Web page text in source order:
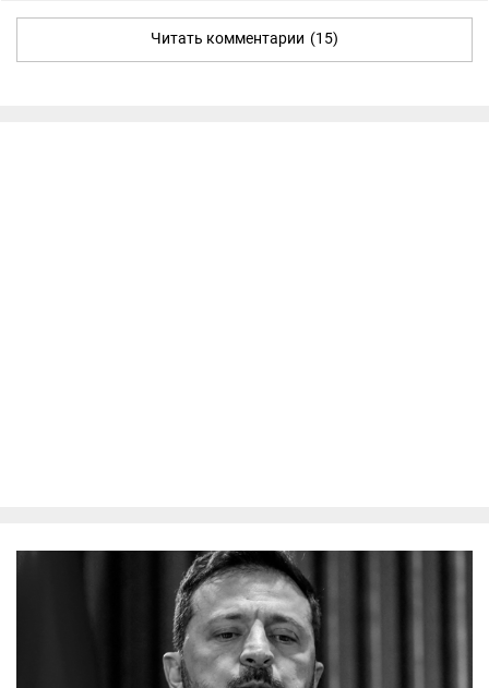
Читать комментарии (15)